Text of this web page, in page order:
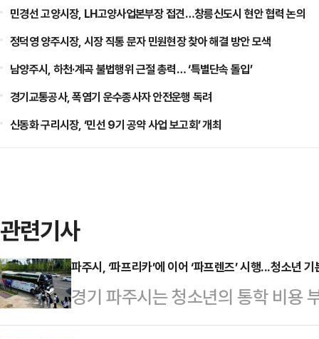
민경선 고양시장, LH고양사업본부장 접견…창릉신도시 현안 협력 논의
정덕영 양주시장, 시장 직통 문자 민원현장 찾아 해결 방안 모색
남양주시, 하천·계곡 불법행위 근절 총력… ‘특별단속 돌입’
경기교통공사, 폭염기 운수종사자 안전운행 독려
신동화 구리시장, ‘민선 9기 공약 사업 보고회’ 개최
관련기사
파주시, ‘파프리카’에 이어 ‘파프렌즈’ 시행...청소년
경기 파주시는 청소년의 통학 비용
교통비 지원사업과 별도로, 지역 여